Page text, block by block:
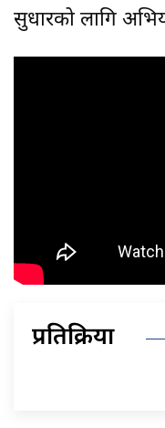
सुधारको लागि
प्रतिक्रिया